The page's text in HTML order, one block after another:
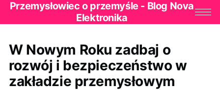
Przemysłowiec o przemyśle - Blog Nova
Elektronika
W Nowym Roku zadbaj o
rozwój i bezpieczeństwo w
zakładzie przemysłowym